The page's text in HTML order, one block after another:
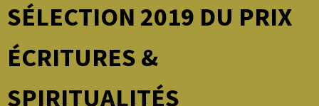
SÉLECTION 2019 DU PRIX
ÉCRITURES &
SPIRITUALITÉS